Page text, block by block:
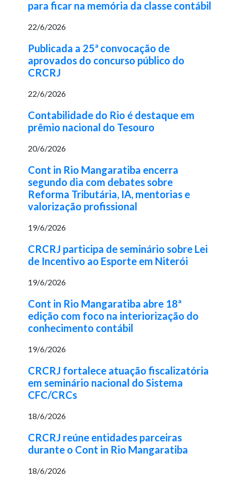
para ficar na memória da classe contábil
22/6/2026
Publicada a 25ª convocação de
aprovados do concurso público do
CRCRJ
22/6/2026
Contabilidade do Rio é destaque em
prêmio nacional do Tesouro
20/6/2026
Cont in Rio Mangaratiba encerra
segundo dia com debates sobre
Reforma Tributária, IA, mentorias e
valorização profissional
19/6/2026
CRCRJ participa de seminário sobre Lei
de Incentivo ao Esporte em Niterói
19/6/2026
Cont in Rio Mangaratiba abre 18ª
edição com foco na interiorização do
conhecimento contábil
19/6/2026
CRCRJ fortalece atuação fiscalizatória
em seminário nacional do Sistema
CFC/CRCs
18/6/2026
CRCRJ reúne entidades parceiras
durante o Cont in Rio Mangaratiba
18/6/2026